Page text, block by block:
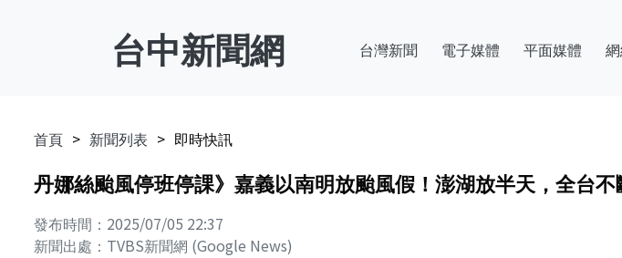
台中新聞網 台灣新聞 電子媒體 平面媒體
首頁 新聞列表 即時快訊
丹娜絲颱風停班停課》嘉義以南明放颱風假！澎湖放半天，全台
發布時間：2025/07/05 22:37
新聞出處：TVBS新聞網 (Google News)